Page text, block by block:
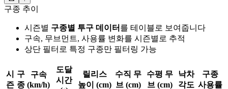
구종 추이
시즌별 구종별 투구 데이터 를 테이블로 보여줍니다
구속, 무브먼트, 사용률 변화를 시즌별로 추적
상단 필터로 특정 구종만 필터링 가능
시
즌
구
종
구속
(km/h)
도달
시간
릴리스
높이 (cm)
수직 무
브 (cm)
수평 무
브 (cm)
낙차
각도
구종
사용률